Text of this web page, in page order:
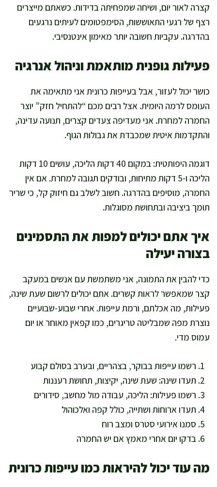
קצרה לאור יום, ושיחה שמפחיתה בדידות. כשאתם מייצרים
רצף של רגעי התאוששות, הסימפטומים לעיתים נרגעים
בהדרגה. עקביות חשובה יותר מאימון אינטנסיבי.
פעילות גופנית מותאמת וניהול אנרגיה
כושר יכול לעזור, אבל בעייפות כרונית אני מתאימה את
העומס לרמה היומית. אצל רבים מכם “להתחיל חזק” יוצר
החמרה למחרת. אני מעדיפה צעדים קצרים, תנועה עדינה,
והתקדמות איטית שמכבדת את גבולות הגוף.
דוגמה היפותטית: במקום 40 דקות הליכה, עושים 10 דקות
הליכה ו-5 דקות מתיחות, ובודקים תגובה למחרת. אם אין
החמרה, מוסיפים בהדרגה. חשוב לשלב גם חיזוק קל, כי שריר
תומך ביציבה ובתחושת מסוגלות.
איך אתם יכולים למפות את התסמינים
בצורה יעילה
כדי להבין את התמונה, אני משתמשת עם אנשים במעקב
קצר שמאפשר לראות קשרים. אתם יכולים לרשום שעת שינה,
פעילות, מה אכלתם, ורמת עייפות. אחרי שבוע-שבועיים
נוצרת מפה שמבליטה טריגרים, כמו קפאין מאוחר או יום
עמוס מדי.
רשמו עייפות בבוקר, בצהריים, ובערב בסולם קבוע
תעדו שינה: שעת שינה, יקיצות, תחושת רעננות
רשמו פעילות: הליכה, עבודה מול מחשב, סידורים
תעדו ארוחות ושתייה, כולל קפה ואלכוהול
סמנו אירועי סטרס ומצב רוח
בדקו יום אחרי מאמץ אם יש החמרה
מה עוד יכול להיראות כמו עייפות כרונית